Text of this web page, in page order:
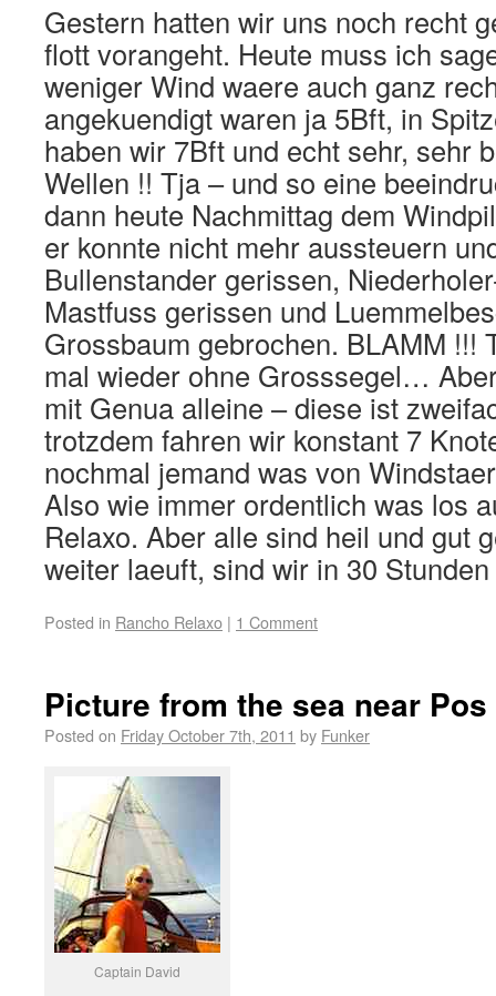
Gestern hatten wir uns noch recht
flott vorangeht. Heute muss ich
weniger Wind waere auch ganz
angekuendigt waren ja 5Bft, in
haben wir 7Bft und echt sehr, sehr
Wellen !! Tja – und so eine
dann heute Nachmittag dem
er konnte nicht mehr aussteuern
Bullenstander gerissen,
Mastfuss gerissen und
Grossbaum gebrochen. BLAMM !!!
mal wieder ohne Grosssegel…
mit Genua alleine – diese ist
trotzdem fahren wir konstant 7
nochmal jemand was von
Also wie immer ordentlich was los
Relaxo. Aber alle sind heil und gut
weiter laeuft, sind wir in 30
Posted in Rancho Relaxo | 1 Comment
Picture from the sea near Pos
Posted on Friday October 7th, 2011 by Funker
Captain David